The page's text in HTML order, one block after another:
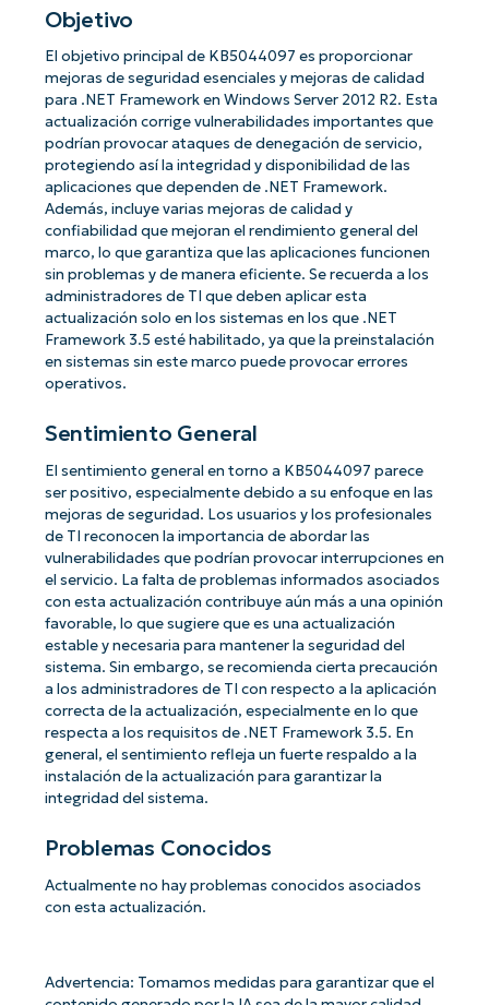
Objetivo
El objetivo principal de KB5044097 es proporcionar
mejoras de seguridad esenciales y mejoras de calidad
para .NET Framework en Windows Server 2012 R2. Esta
actualización corrige vulnerabilidades importantes que
podrían provocar ataques de denegación de servicio,
protegiendo así la integridad y disponibilidad de las
aplicaciones que dependen de .NET Framework.
Además, incluye varias mejoras de calidad y
confiabilidad que mejoran el rendimiento general del
marco, lo que garantiza que las aplicaciones funcionen
sin problemas y de manera eficiente. Se recuerda a los
administradores de TI que deben aplicar esta
actualización solo en los sistemas en los que .NET
Framework 3.5 esté habilitado, ya que la preinstalación
en sistemas sin este marco puede provocar errores
operativos.
Sentimiento General
El sentimiento general en torno a KB5044097 parece
ser positivo, especialmente debido a su enfoque en las
mejoras de seguridad. Los usuarios y los profesionales
de TI reconocen la importancia de abordar las
vulnerabilidades que podrían provocar interrupciones en
el servicio. La falta de problemas informados asociados
con esta actualización contribuye aún más a una opinión
favorable, lo que sugiere que es una actualización
estable y necesaria para mantener la seguridad del
sistema. Sin embargo, se recomienda cierta precaución
a los administradores de TI con respecto a la aplicación
correcta de la actualización, especialmente en lo que
respecta a los requisitos de .NET Framework 3.5. En
general, el sentimiento refleja un fuerte respaldo a la
instalación de la actualización para garantizar la
integridad del sistema.
Problemas Conocidos
Actualmente no hay problemas conocidos asociados
con esta actualización.
Advertencia: Tomamos medidas para garantizar que el